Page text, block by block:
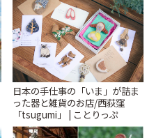
日本の手仕事の「いま」が詰ま
った器と雑貨のお店/西荻窪
「tsugumi」 | ことりっぷ